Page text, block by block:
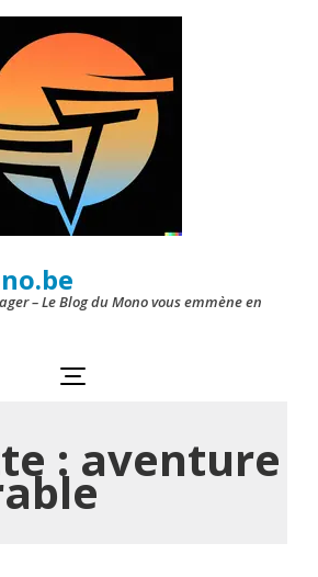
– Le Blog du Mono vous emmène en
: aventure